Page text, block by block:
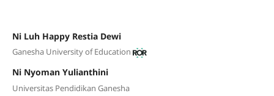
Ni Luh Happy Restia Dewi
Ganesha University of Education
Ni Nyoman Yulianthini
Universitas Pendidikan Ganesha